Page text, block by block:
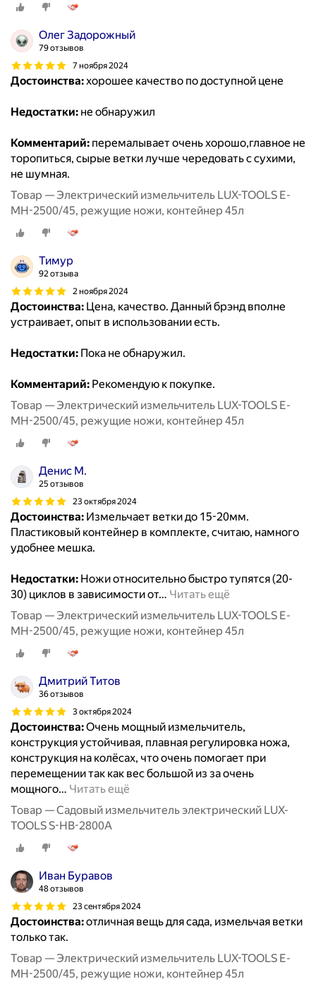
Олег Задорожный
79 отзывов
7 ноября 2024
Достоинства:хорошее качество по доступной цене
Недостатки: не обнаружил
Комментарий: перемалывает очень хорошо,главное не
торопиться, сырые ветки лучше чередовать с сухими,
не шумная.
Товар — Электрический измельчитель LUX-TOOLS E-
MH-2500/45, режущие ножи, контейнер 45л
Тимур
92 отзыва
2 ноября 2024
Достоинства: Цена, качество. Данный брэнд вполне
устраивает, опыт в использовании есть.
Недостатки: Пока не обнаружил.
Комментарий: Рекомендую к покупке.
Товар — Электрический измельчитель LUX-TOOLS E-
MH-2500/45, режущие ножи, контейнер 45л
Денис М.
25 отзывов
23 октября 2024
Достоинства: Измельчает ветки до 15-20мм.
Пластиковый контейнер в комплекте, считаю, намного
удобнее мешка.
Недостатки: Ножи относительно быстро тупятся (20-
30) циклов в зависимости от… Читать ещё
Товар — Электрический измельчитель LUX-TOOLS E-
MH-2500/45, режущие ножи, контейнер 45л
Дмитрий Титов
36 отзывов
3 октября 2024
Достоинства:Очень мощный измельчитель,
конструкция устойчивая, плавная регулировка ножа,
конструкция на колёсах, что очень помогает при
перемещении так как вес большой из за очень
мощного… Читать ещё
Товар — Садовый измельчитель электрический LUX-
TOOLS S-HB-2800A
Иван Буравов
48 отзывов
23 сентября 2024
Достоинства:отличная вещь для сада, измельчая ветки
только так.
Товар — Электрический измельчитель LUX-TOOLS E-
MH-2500/45, режущие ножи, контейнер 45л